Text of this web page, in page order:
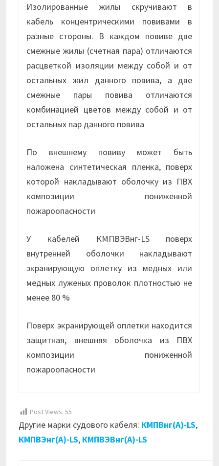
Изолированные жилы скручивают в
кабель концентрическими повивами в
разные стороны. В каждом повиве две
смежные жилы (счетная пара) отличаются
расцветкой изоляции между собой и от
остальных жил данного повива, а две
смежные пары повива отличаются
комбинацией цветов между собой и от
остальных пар данного повива
По внешнему повиву может быть
наложена синтетическая пленка, поверх
которой накладывают оболочку из ПВХ
композиции пониженной
пожароопасности
У кабелей КМПВЭВнг-LS поверх
внутренней оболочки накладывают
экранирующую оплетку из медных или
медных луженых проволок плотностью не
менее 80 %
Поверх экранирующей оплетки находится
защитная, внешняя оболочка из ПВХ
композиции пониженной
пожароопасности
Post Views: 55
Другие марки судового кабеля: КМПВнг(А)-LS,
КМПВЭнг(А)-LS, КМПВЭВнг(А)-LS